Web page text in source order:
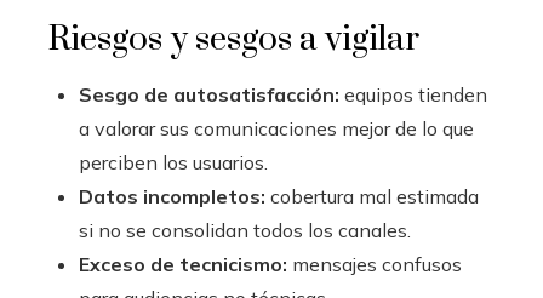
Riesgos y sesgos a vigilar
Sesgo de autosatisfacción: equipos tienden
a valorar sus comunicaciones mejor de lo que
perciben los usuarios.
Datos incompletos: cobertura mal estimada
si no se consolidan todos los canales.
Exceso de tecnicismo: mensajes confusos